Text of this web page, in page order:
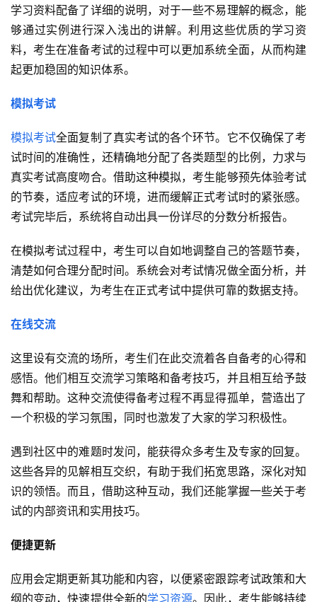
学习资料配备了详细的说明，对于一些不易理解的概念，能
够通过实例进行深入浅出的讲解。利用这些优质的学习资
料，考生在准备考试的过程中可以更加系统全面，从而构建
起更加稳固的知识体系。
模拟考试
模拟考试全面复制了真实考试的各个环节。它不仅确保了考
试时间的准确性，还精确地分配了各类题型的比例，力求与
真实考试高度吻合。借助这种模拟，考生能够预先体验考试
的节奏，适应考试的环境，进而缓解正式考试时的紧张感。
考试完毕后，系统将自动出具一份详尽的分数分析报告。
在模拟考试过程中，考生可以自如地调整自己的答题节奏，
清楚如何合理分配时间。系统会对考试情况做全面分析，并
给出优化建议，为考生在正式考试中提供可靠的数据支持。
在线交流
这里设有交流的场所，考生们在此交流着各自备考的心得和
感悟。他们相互交流学习策略和备考技巧，并且相互给予鼓
舞和帮助。这种交流使得备考过程不再显得孤单，营造出了
一个积极的学习氛围，同时也激发了大家的学习积极性。
遇到社区中的难题时发问，能获得众多考生及专家的回复。
这些各异的见解相互交织，有助于我们拓宽思路，深化对知
识的领悟。而且，借助这种互动，我们还能掌握一些关于考
试的内部资讯和实用技巧。
便捷更新
应用会定期更新其功能和内容，以便紧密跟踪考试政策和大
纲的变动，快速提供全新的学习资源。因此，考生能够持续